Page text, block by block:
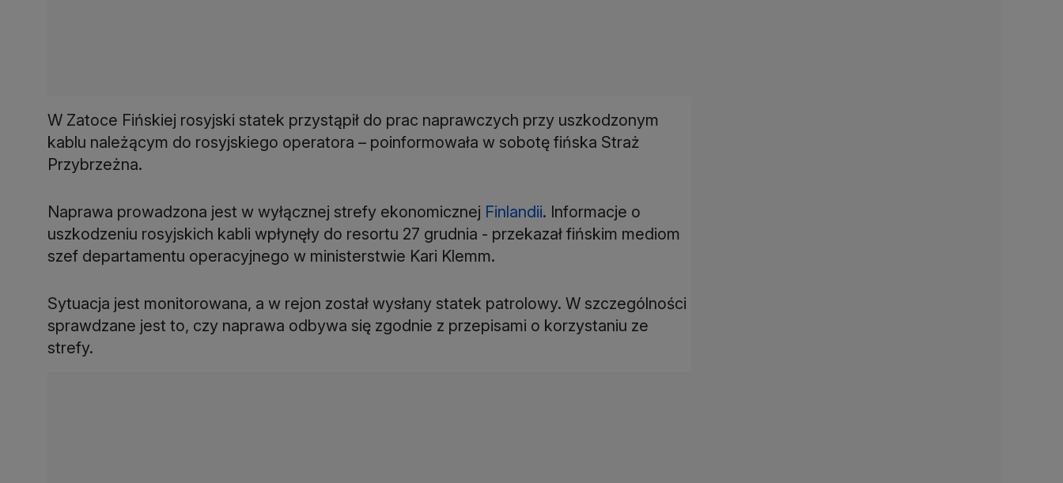
W Zatoce Fińskiej rosyjski statek przystąpił do prac naprawczych przy uszkodzonym
kablu należącym do rosyjskiego operatora – poinformowała w sobotę fińska Straż
Przybrzeżna.
Naprawa prowadzona jest w wyłącznej strefy ekonomicznej Finlandii. Informacje o
uszkodzeniu rosyjskich kabli wpłynęły do resortu 27 grudnia - przekazał fińskim mediom
szef departamentu operacyjnego w ministerstwie Kari Klemm.
Sytuacja jest monitorowana, a w rejon został wysłany statek patrolowy. W szczególności
sprawdzane jest to, czy naprawa odbywa się zgodnie z przepisami o korzystaniu ze
strefy.